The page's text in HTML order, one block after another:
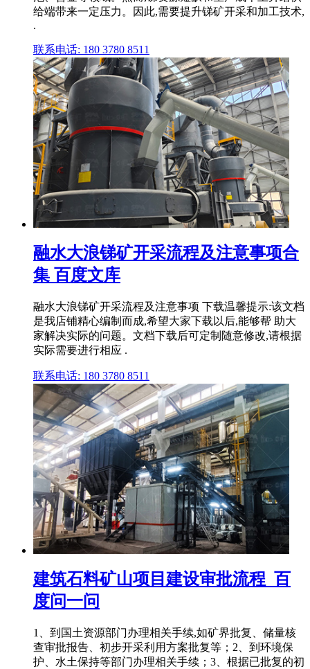
给端带来一定压力。因此,需要提升锑矿开采和加工技术,
.
联系电话: 180 3780 8511
融水大浪锑矿开采流程及注意事项合
集 百度文库
融水大浪锑矿开采流程及注意事项 下载温馨提示:该文档
是我店铺精心编制而成,希望大家下载以后,能够帮 助大
家解决实际的问题。文档下载后可定制随意修改,请根据
实际需要进行相应 .
联系电话: 180 3780 8511
建筑石料矿山项目建设审批流程_百
度问一问
1、到国土资源部门办理相关手续,如矿界批复、储量核
查审批报告、初步开采利用方案批复等；2、到环境保
护、水土保持等部门办理相关手续；3、根据已批复的初